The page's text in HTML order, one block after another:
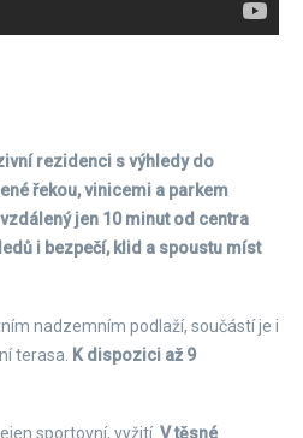
rezidenci s výhledy do
řekou, vinicemi a parkem
jen 10 minut od centra
i bezpečí, klid a spoustu míst
nadzemním podlaží, součástí je i
terasa.
K dispozici až 9
sportovní, vyžití. V těsné